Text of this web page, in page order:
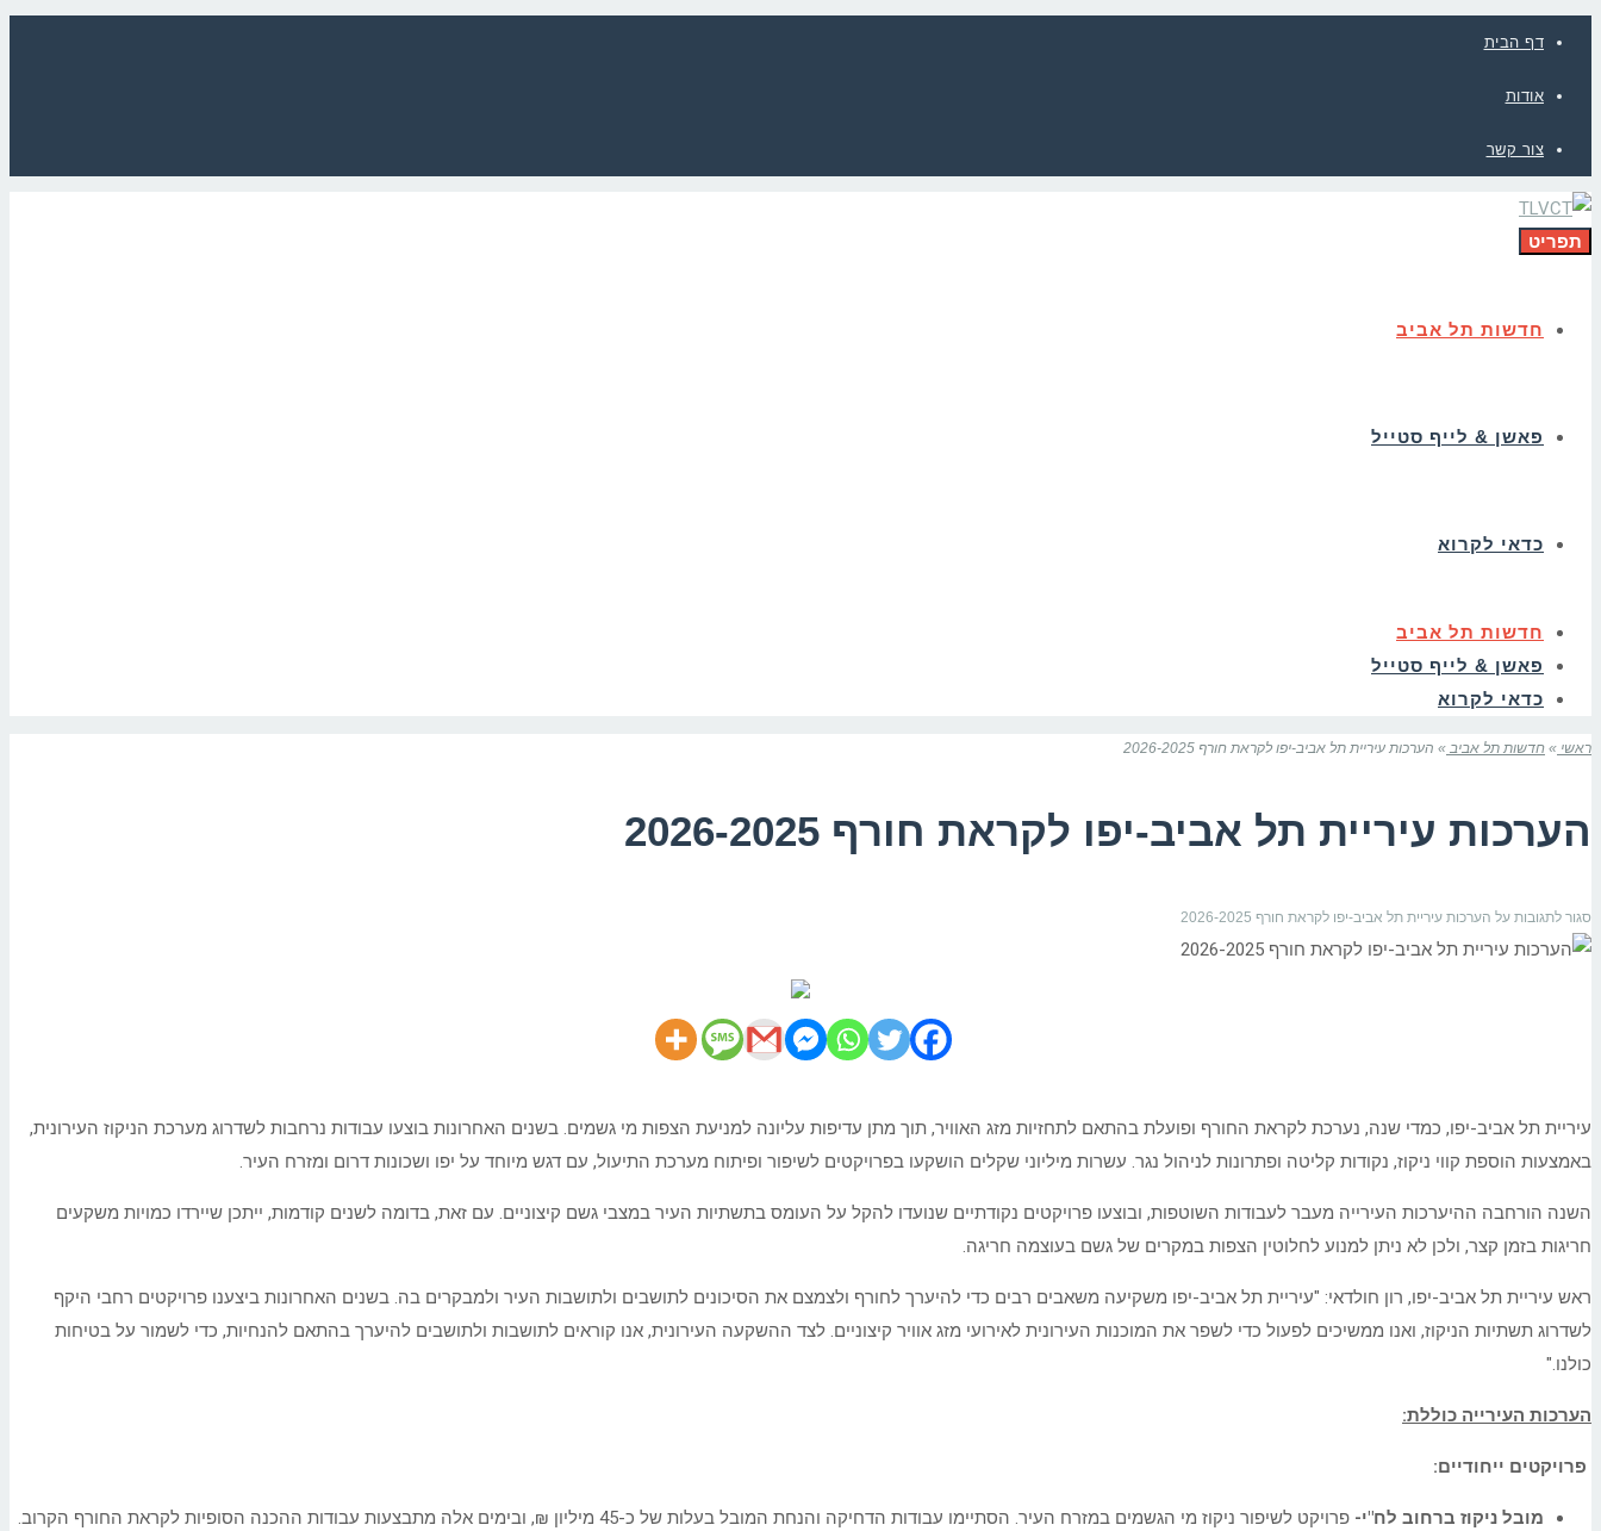
דף הבית
אודות
צור קשר
תפריט
חדשות תל אביב
פאשן & לייף סטייל
כדאי לקרוא
חדשות תל אביב
פאשן & לייף סטייל
כדאי לקרוא
ראשי » חדשות תל אביב » הערכות עיריית תל אביב-יפו לקראת חורף 2026-2025
הערכות עיריית תל אביב-יפו לקראת חורף 2026-2025
סגור לתגובות על הערכות עיריית תל אביב-יפו לקראת חורף 2026-2025
עיריית תל אביב-יפו, כמדי שנה, נערכת לקראת החורף ופועלת בהתאם לתחזיות מזג האוויר, תוך מתן עדיפות עליונה למניעת הצפות מי גשמים. בשנים האחרונות בוצעו עבודות נרחבות לשדרוג מערכת הניקוז העירונית,
באמצעות הוספת קווי ניקוז, נקודות קליטה ופתרונות לניהול נגר. עשרות מיליוני שקלים הושקעו בפרויקטים לשיפור ופיתוח מערכת התיעול, עם דגש מיוחד על יפו ושכונות דרום ומזרח העיר.
השנה הורחבה ההיערכות העירייה מעבר לעבודות השוטפות, ובוצעו פרויקטים נקודתיים שנועדו להקל על העומס בתשתיות העיר במצבי גשם קיצוניים. עם זאת, בדומה לשנים קודמות, ייתכן שיירדו כמויות משקעים
חריגות בזמן קצר, ולכן לא ניתן למנוע לחלוטין הצפות במקרים של גשם בעוצמה חריגה.
ראש עיריית תל אביב-יפו, רון חולדאי: "עיריית תל אביב-יפו משקיעה משאבים רבים כדי להיערך לחורף ולצמצם את הסיכונים לתושבים ולתושבות העיר ולמבקרים בה. בשנים האחרונות ביצענו פרויקטים רחבי היקף
לשדרוג תשתיות הניקוז, ואנו ממשיכים לפעול כדי לשפר את המוכנות העירונית לאירועי מזג אוויר קיצוניים. לצד ההשקעה העירונית, אנו קוראים לתושבות ולתושבים להיערך בהתאם להנחיות, כדי לשמור על בטיחות
כולנו."
הערכות העירייה כוללת:
פרויקטים ייחודיים:
מובל ניקוז ברחוב לח"י-
פרויקט לשיפור ניקוז מי הגשמים במזרח העיר. הסתיימו עבודות הדחיקה והנחת המובל בעלות של כ-45 מיליון ₪, ובימים אלה מתבצעות עבודות ההכנה הסופיות לקראת החורף הקרוב.